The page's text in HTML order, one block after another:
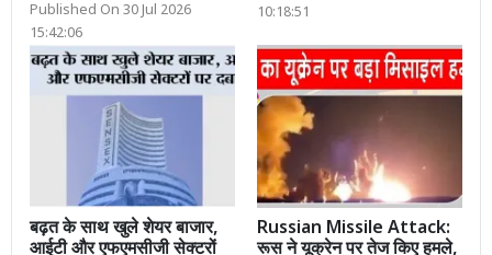
Published On 30 Jul 2026
15:42:06
10:18:51
बढ़त के साथ खुले शेयर बाजार,
आईटी और एफएमसीजी सेक्टरों
Russian Missile Attack:
रूस ने यूक्रेन पर तेज किए हमले,